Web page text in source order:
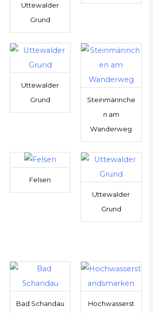
Uttewalder
Grund
Uttewalder
Grund
Steinmännche
n am
Wanderweg
Felsen
Uttewalder
Grund
Bad Schandau
Hochwasserst